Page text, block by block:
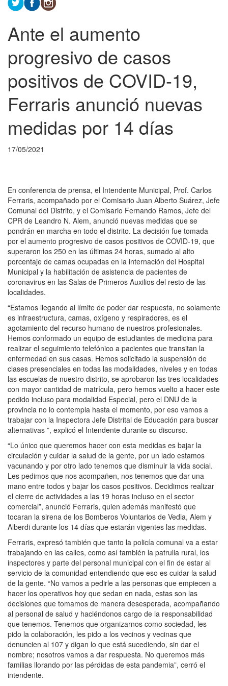
Ante el aumento
progresivo de casos
positivos de COVID-19,
Ferraris anunció nuevas
medidas por 14 días
17/05/2021
En conferencia de prensa, el Intendente Municipal, Prof. Carlos
Ferraris, acompañado por el Comisario Juan Alberto Suárez, Jefe
Comunal del Distrito, y el Comisario Fernando Ramos, Jefe del
CPR de Leandro N. Alem, anunció nuevas medidas que se
pondrán en marcha en todo el distrito. La decisión fue tomada
por el aumento progresivo de casos positivos de COVID-19, que
superaron los 250 en las últimas 24 horas, sumado al alto
porcentaje de camas ocupadas en la internación del Hospital
Municipal y la habilitación de asistencia de pacientes de
coronavirus en las Salas de Primeros Auxilios del resto de las
localidades.
“Estamos llegando al límite de poder dar respuesta, no solamente
es infraestructura, camas, oxígeno y respiradores, es el
agotamiento del recurso humano de nuestros profesionales.
Hemos conformado un equipo de estudiantes de medicina para
realizar el seguimiento telefónico a pacientes que transitan la
enfermedad en sus casas. Hemos solicitado la suspensión de
clases presenciales en todas las modalidades, niveles y en todas
las escuelas de nuestro distrito, se aprobaron las tres localidades
con mayor cantidad de matrícula, pero hemos vuelto a hacer este
pedido incluso para modalidad Especial, pero el DNU de la
provincia no lo contempla hasta el momento, por eso vamos a
trabajar con la Inspectora Jefe Distrital de Educación para buscar
alternativas ”, explicó el Intendente durante su discurso.
“Lo único que queremos hacer con esta medidas es bajar la
circulación y cuidar la salud de la gente, por un lado estamos
vacunando y por otro lado tenemos que disminuir la vida social.
Les pedimos que nos acompañen, nos tenemos que dar una
mano entre todos y bajar los casos positivos. Decidimos realizar
el cierre de actividades a las 19 horas incluso en el sector
comercial”, anunció Ferraris, quien además manifestó que
tocaran la sirena de los Bomberos Voluntarios de Vedia, Alem y
Alberdi durante los 14 días que estarán vigentes las medidas.
Ferraris, expresó también que tanto la policía comunal va a estar
trabajando en las calles, como así también la patrulla rural, los
inspectores y parte del personal municipal con el fin de estar al
servicio de la comunidad entendiendo que eso es cuidar la salud
de la gente. “No vamos a pedirle a las personas que empiecen a
hacer los operativos hoy que sedan en nada, estas son las
decisiones que tomamos de manera desesperada, acompañando
al personal de salud y haciéndonos cargo de la responsabilidad
que tenemos. Tenemos que organizarnos como sociedad, les
pido la colaboración, les pido a los vecinos y vecinas que
denuncien al 107 y digan lo que está sucediendo, sin dar el
nombre; nosotros vamos a dar respuesta. No queremos más
familias llorando por las pérdidas de esta pandemia”, cerró el
intendente.